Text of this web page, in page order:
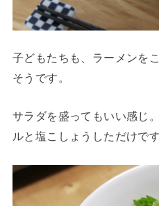
子どもたちも、ラーメンを
そうです。
サラダを盛ってもいい感じ
ルと塩こしょうしただけです